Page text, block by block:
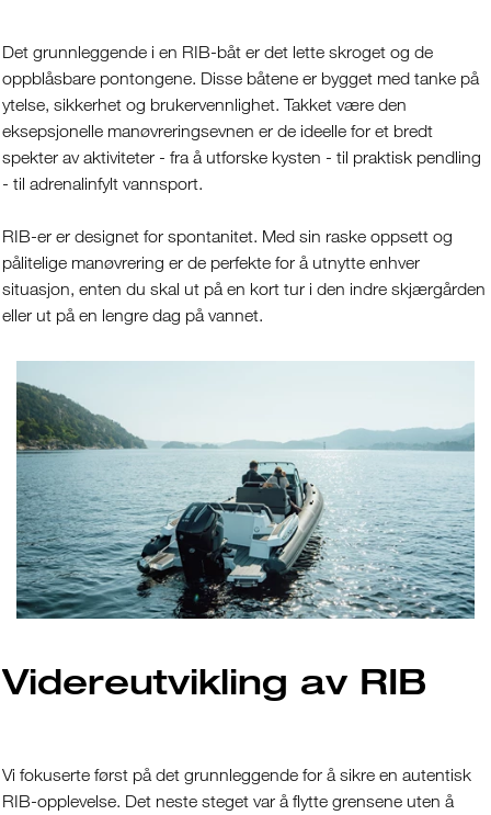
Det grunnleggende i en RIB-båt er det lette skroget og de
oppblåsbare pontongene. Disse båtene er bygget med tanke på
ytelse, sikkerhet og brukervennlighet. Takket være den
eksepsjonelle manøvreringsevnen er de ideelle for et bredt
spekter av aktiviteter - fra å utforske kysten - til praktisk pendling
- til adrenalinfylt vannsport.
RIB-er er designet for spontanitet. Med sin raske oppsett og
pålitelige manøvrering er de perfekte for å utnytte enhver
situasjon, enten du skal ut på en kort tur i den indre skjærgården
eller ut på en lengre dag på vannet.
Videreutvikling av RIB
Vi fokuserte først på det grunnleggende for å sikre en autentisk
RIB-opplevelse. Det neste steget var å flytte grensene uten å